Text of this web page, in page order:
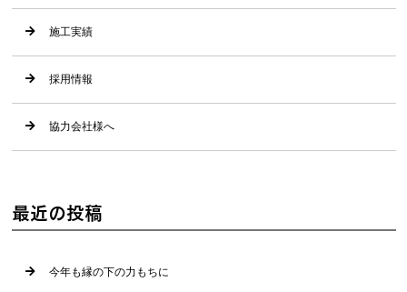
施工実績
採用情報
協力会社様へ
最近の投稿
今年も縁の下の力もちに